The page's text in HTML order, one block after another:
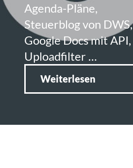
Agenda-Pläne,
Steuerblog von DWS,
Google Docs mit API,
Uploadfilter …
Weiterlesen